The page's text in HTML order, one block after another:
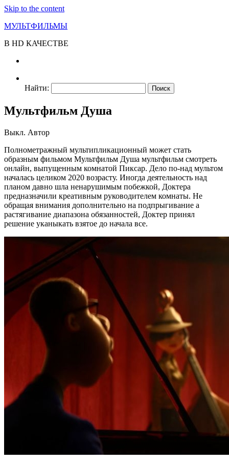
Skip to the content
МУЛЬТФИЛЬМЫ
В HD КАЧЕСТВЕ
Найти:
Мультфильм Душа
Выкл. Автор
Полнометражный мультипликационный может стать
образным фильмом Мультфильм Душа мультфильм смотреть
онлайн, выпущенным комнатой Пиксар. Дело по-над мультом
началась целиком 2020 возрасту. Иногда деятельность над
планом давно шла ненарушимым побежкой, Доктера
предназначили креативным руководителем комнаты. Не
обращая внимания дополнительно на подпрыгивание а
растягивание диапазона обязанностей, Доктер принял
решение уканыкать взятое до начала все.